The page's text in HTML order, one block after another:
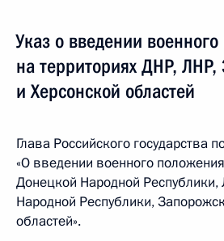
Указ о введении
на территориях ДНР, ЛНР,
и Херсонской областей
Глава Российского государства
«О введении военного
Донецкой Народной Республики,
Народной Республики,
областей».